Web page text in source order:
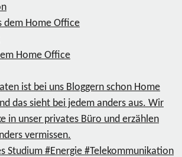
Home Office
ist bei uns Bloggern schon Home
das sieht bei jedem anders aus. Wir
in unser privates Büro und erzählen
vermissen.
Studium #Energie #Telekommunikation